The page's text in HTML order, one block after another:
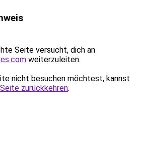
Seite versucht, dich an
weiterzuleiten.
nicht besuchen möchtest, kannst
zurückkehren.